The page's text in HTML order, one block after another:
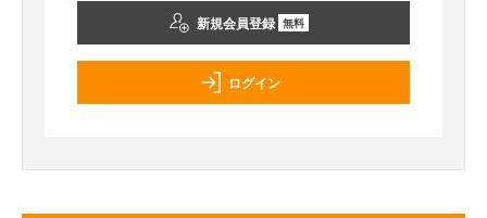
新規会員登録 無料
ログイン